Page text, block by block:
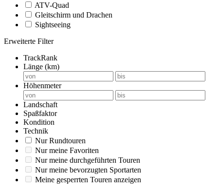
ATV-Quad
Gleitschirm und Drachen
Sightseeing
Erweiterte Filter
TrackRank
Länge (km)
Höhenmeter
Landschaft
Spaßfaktor
Kondition
Technik
Nur Rundtouren
Nur meine Favoriten
Nur meine durchgeführten Touren
Nur meine bevorzugten Sportarten
Meine gesperrten Touren anzeigen